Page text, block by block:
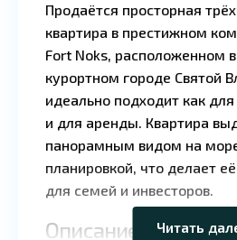
Продаётся просторная
квартира в престижном
Fort Noks, расположенном
курортном городе Святой
идеально подходит как
и для аренды. Квартира
панорамным видом на
планировкой, что делает
для семей и инвесторов.
Описание Читать